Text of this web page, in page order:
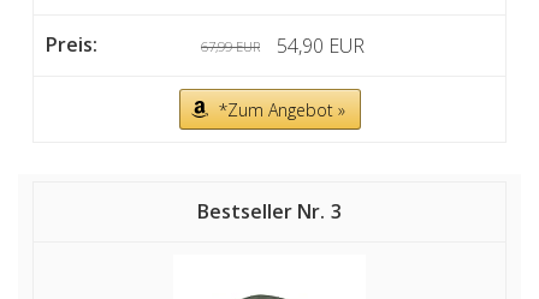
67,99 EUR 54,90 EUR
*Zum Angebot »
3